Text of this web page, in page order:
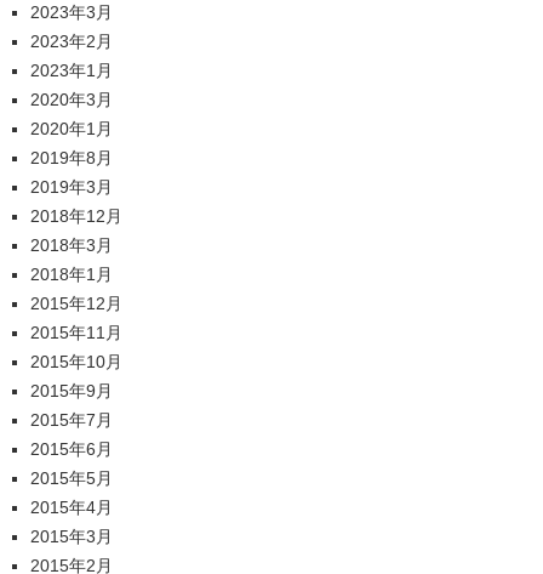
2023年3月
2023年2月
2023年1月
2020年3月
2020年1月
2019年8月
2019年3月
2018年12月
2018年3月
2018年1月
2015年12月
2015年11月
2015年10月
2015年9月
2015年7月
2015年6月
2015年5月
2015年4月
2015年3月
2015年2月